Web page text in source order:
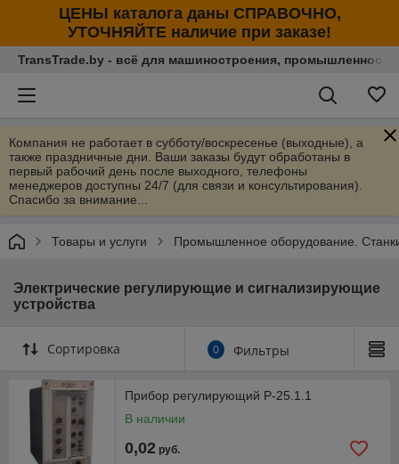
ЦЕНЫ каталога даны СПРАВОЧНО,
УТОЧНЯЙТЕ наличие при заказе!
TransTrade.by - всё для машиностроения,
Компания не работает в субботу/воскресенье (выходные), а
также праздничные дни. Ваши заказы будут обработаны в
первый рабочий день после выходного, телефоны
менеджеров доступны 24/7 (для связи и консультирования).
Спасибо за внимание...
Товары и услуги Промышленное оборудование.
Электрические регулирующие и сигнализирующие
устройства
Сортировка 0 Фильтры
Прибор регулирующий Р-25.1.1
В наличии
0,02 руб.